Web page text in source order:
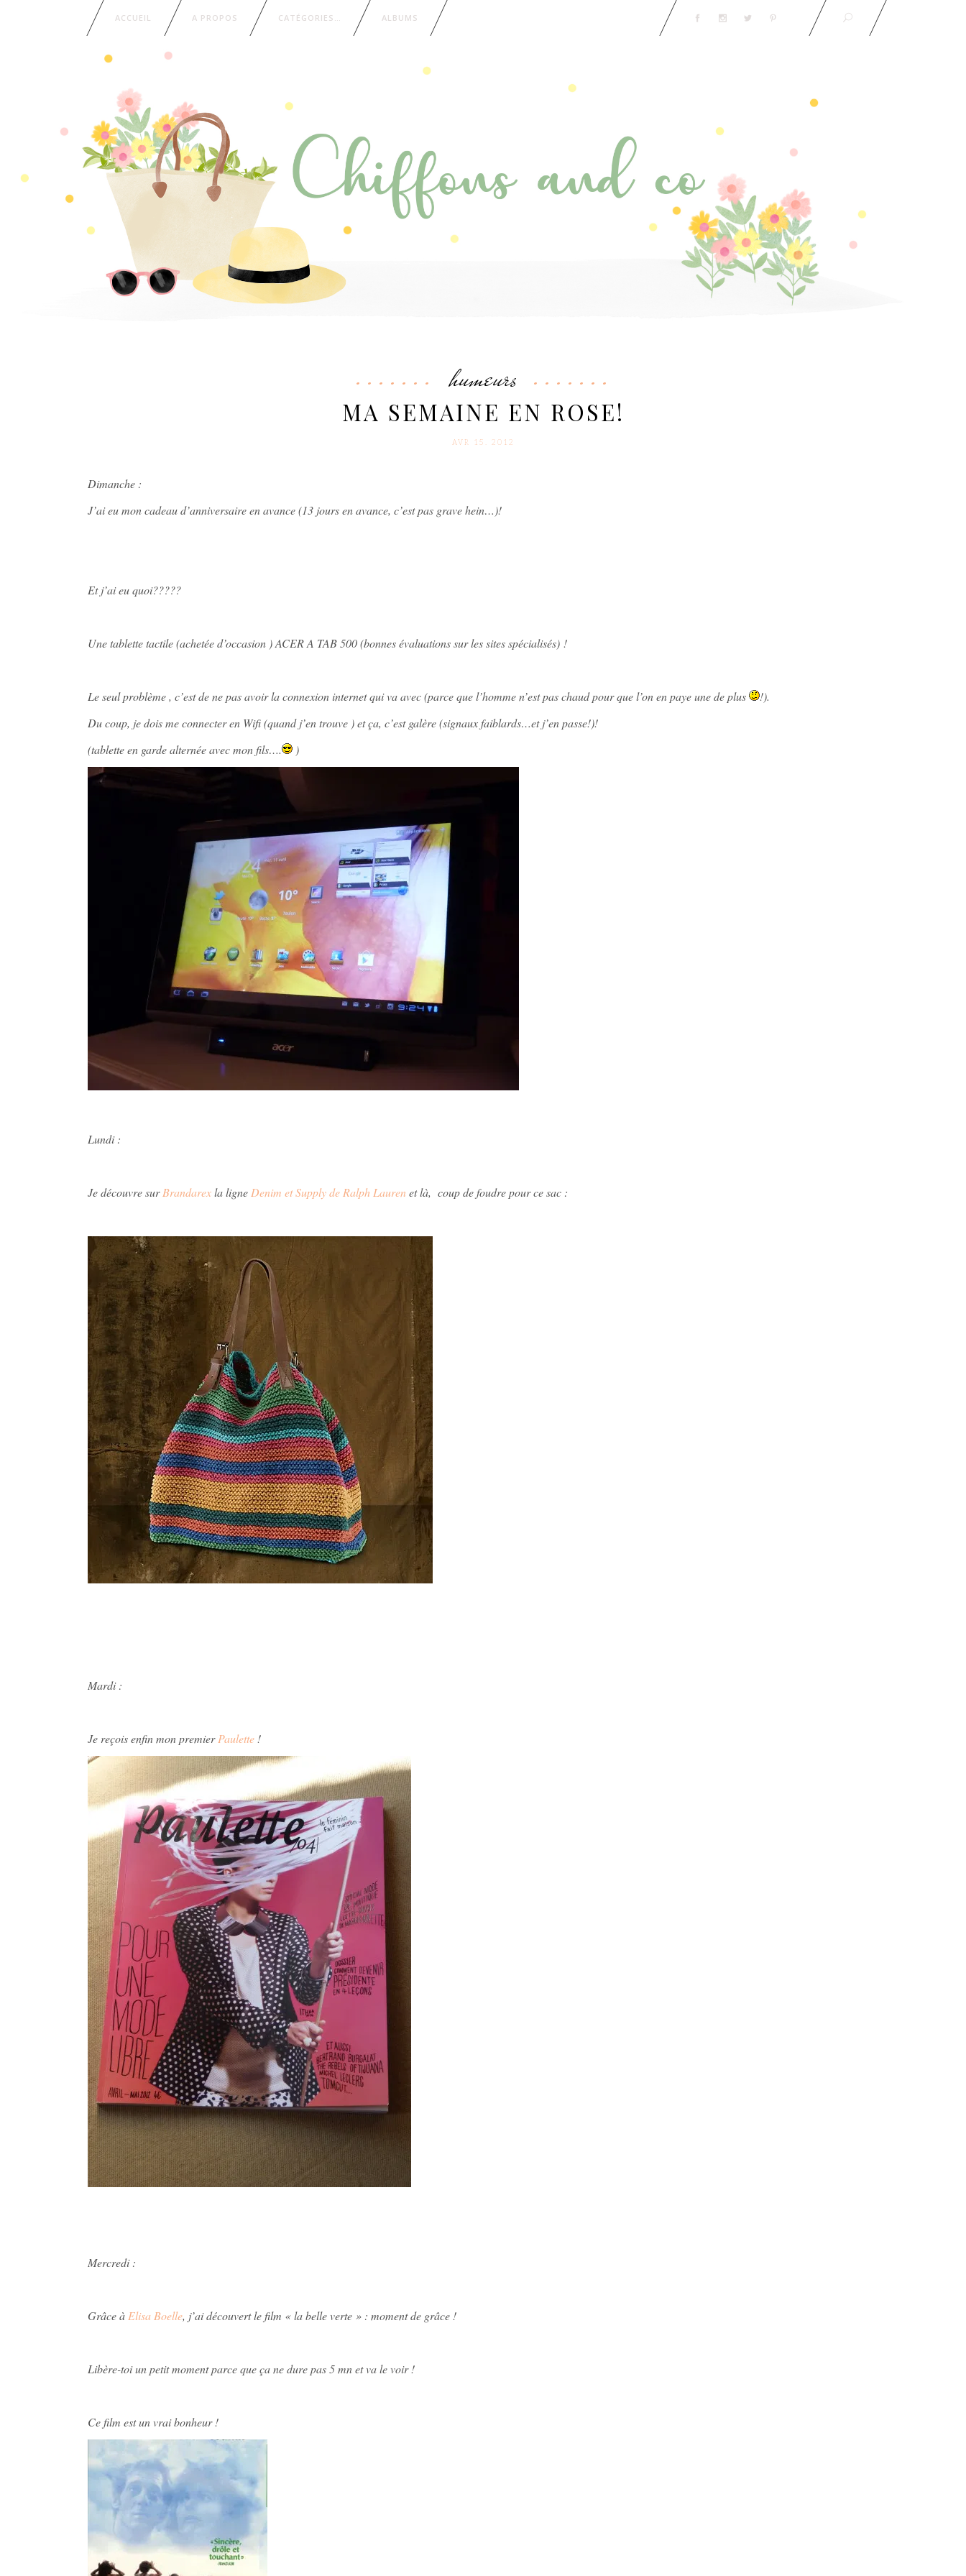
ACCUEIL A PROPOS CATÉGORIES… ALBUMS
humeurs
MA SEMAINE EN ROSE!
AVR 15. 2012
Dimanche :
J’ai eu mon cadeau d’anniversaire en avance (13 jours en avance, c’est pas grave hein…)!
Et j’ai eu quoi?????
Une tablette tactile (achetée d’occasion ) ACER A TAB 500 (bonnes évaluations sur les sites spécialisés) !
Le seul problème , c’est de ne pas avoir la connexion internet qui va avec (parce que l’homme n’est pas chaud pour que l’on en paye une de plus
!).
Du coup, je dois me connecter en Wifi (quand j’en trouve ) et ça, c’est galère (signaux faiblards…et j’en passe!)!
(tablette en garde alternée avec mon fils….
)
Lundi :
Je découvre surBrandarexla ligne Denim et Supply de Ralph Laurenet là, coup de foudre pour ce sac :
Mardi :
Je reçois enfin mon premierPaulette !
Mercredi :
Grâce à Elisa Boelle, j’ai découvert le film « la belle verte » : moment de grâce !
Libère-toi un petit moment parce que ça ne dure pas 5 mn et va le voir !
Ce film est un vrai bonheur !